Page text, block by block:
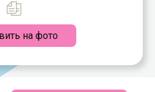
на фото